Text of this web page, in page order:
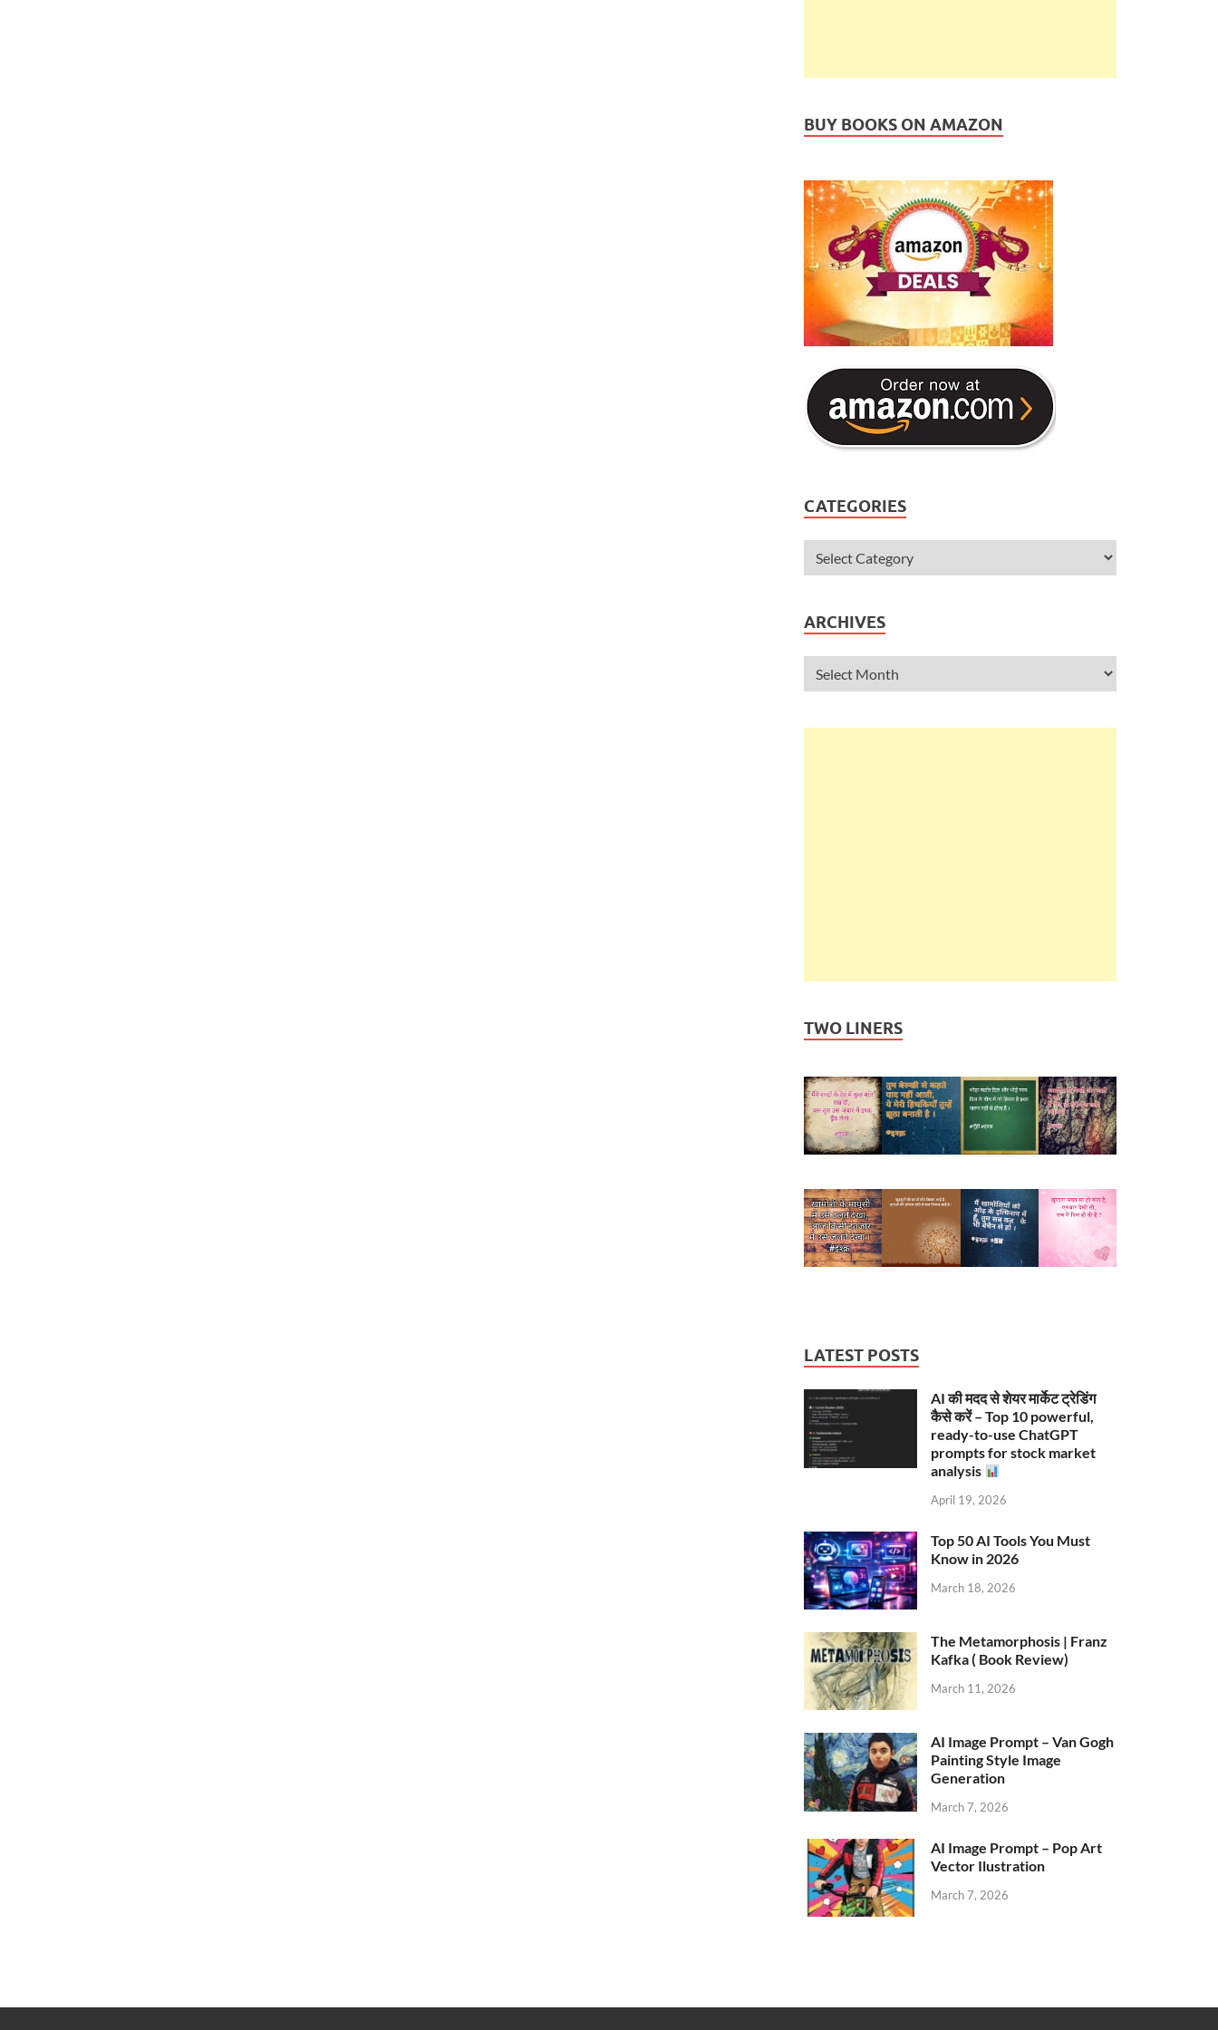
BUY BOOKS ON AMAZON
CATEGORIES
ARCHIVES
TWO LINERS
LATEST POSTS
AI की मदद से शेयर मार्केट ट्रेडिंग
कैसे करें – Top 10 powerful,
ready-to-use ChatGPT
prompts for stock market
analysis
April 19, 2026
Top 50 AI Tools You Must
Know in 2026
March 18, 2026
The Metamorphosis | Franz
Kafka ( Book Review)
March 11, 2026
AI Image Prompt – Van Gogh
Painting Style Image
Generation
March 7, 2026
AI Image Prompt – Pop Art
Vector Ilustration
March 7, 2026